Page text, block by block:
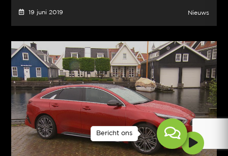
Bericht ons
19 juni 2019 Nieuws